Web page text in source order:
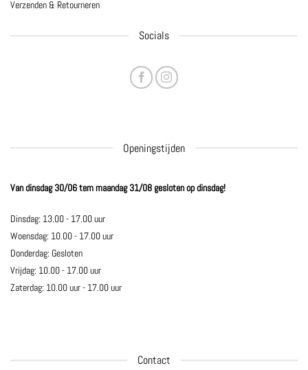
Contact
Verzenden & Retourneren
Socials
Openingstijden
Van dinsdag 30/06 tem maandag 31/08 gesloten op dinsdag!
Dinsdag: 13.00 - 17.00 uur
Woensdag: 10.00 - 17.00 uur
Donderdag: Gesloten
Vrijdag: 10.00 - 17.00 uur
Zaterdag: 10.00 uur - 17.00 uur